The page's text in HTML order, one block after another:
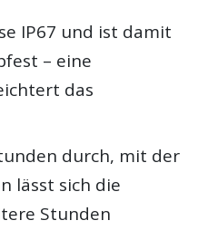
IP67 und ist damit
– eine
das
durch, mit der
lässt sich die
Stunden